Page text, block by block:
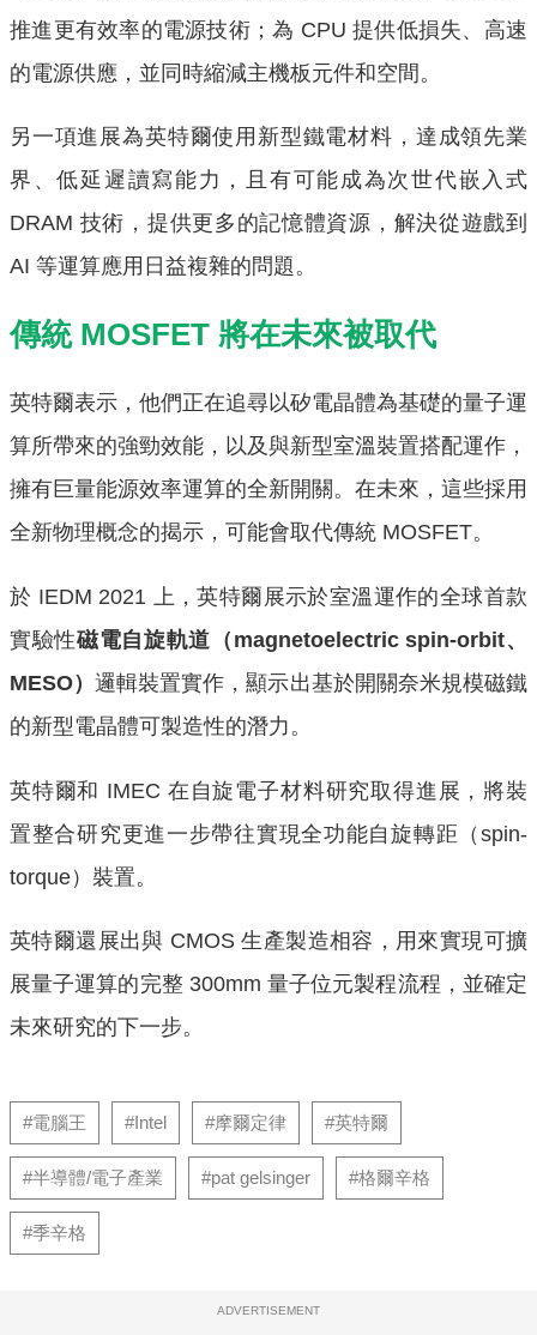
推進更有效率的電源技術；為 CPU 提供低損失、高速
的電源供應，並同時縮減主機板元件和空間。
另一項進展為英特爾使用新型鐵電材料，達成領先業
界、低延遲讀寫能力，且有可能成為次世代嵌入式
DRAM 技術，提供更多的記憶體資源，解決從遊戲到
AI 等運算應用日益複雜的問題。
傳統 MOSFET 將在未來被取代
英特爾表示，他們正在追尋以矽電晶體為基礎的量子運
算所帶來的強勁效能，以及與新型室溫裝置搭配運作，
擁有巨量能源效率運算的全新開關。在未來，這些採用
全新物理概念的揭示，可能會取代傳統 MOSFET。
於 IEDM 2021 上，英特爾展示於室溫運作的全球首款
實驗性磁電自旋軌道（magnetoelectric spin-orbit、
MESO）邏輯裝置實作，顯示出基於開關奈米規模磁鐵
的新型電晶體可製造性的潛力。
英特爾和 IMEC 在自旋電子材料研究取得進展，將裝
置整合研究更進一步帶往實現全功能自旋轉距（spin-
torque）裝置。
英特爾還展出與 CMOS 生產製造相容，用來實現可擴
展量子運算的完整 300mm 量子位元製程流程，並確定
未來研究的下一步。
#電腦王 #Intel #摩爾定律 #英特爾
#半導體/電子產業 #pat gelsinger #格爾辛格
#季辛格
ADVERTISEMENT